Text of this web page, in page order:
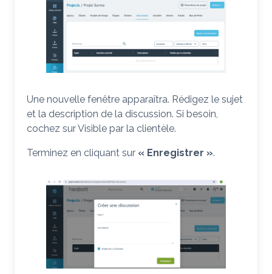
Une nouvelle fenêtre apparaîtra. Rédigez le sujet
et la description de la discussion. Si besoin,
cochez sur Visible par la clientèle.
Terminez en cliquant sur « Enregistrer ».